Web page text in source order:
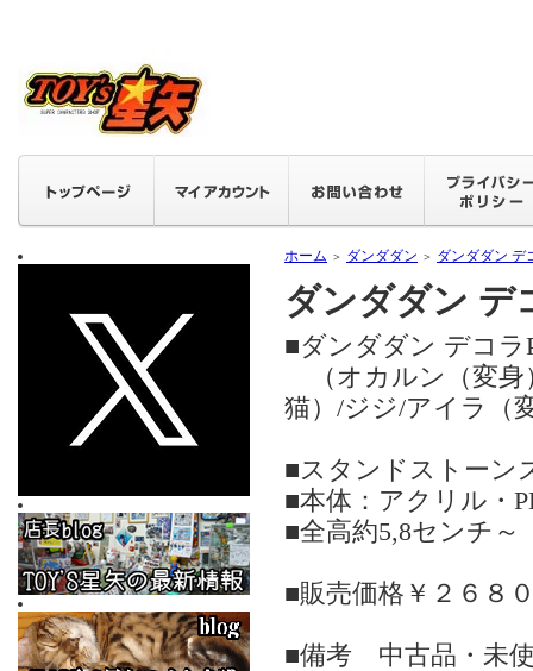
ホーム ＞ ダンダダン ＞ ダンダダン デ
ダンダダン デ
■ダンダダン デコラ
（オカルン（変身
猫）/ジジ/アイラ（
■スタンドスト
■本体：アクリル・
■全高約5,8センチ～
■販売価格￥２６８
■備考 中古品・未